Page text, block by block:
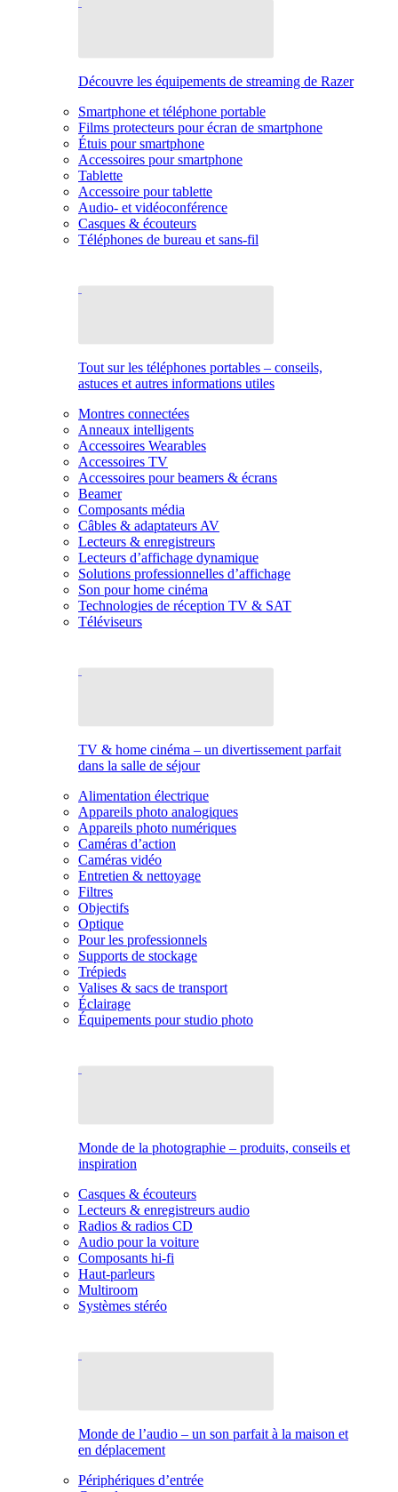
Découvre les équipements de streaming de Razer
Smartphone et téléphone portable
Films protecteurs pour écran de smartphone
Étuis pour smartphone
Accessoires pour smartphone
Tablette
Accessoire pour tablette
Audio- et vidéoconférence
Casques & écouteurs
Téléphones de bureau et sans-fil
Tout sur les téléphones portables – conseils,
astuces et autres informations utiles
Montres connectées
Anneaux intelligents
Accessoires Wearables
Accessoires TV
Accessoires pour beamers & écrans
Beamer
Composants média
Câbles & adaptateurs AV
Lecteurs & enregistreurs
Lecteurs d’affichage dynamique
Solutions professionnelles d’affichage
Son pour home cinéma
Technologies de réception TV & SAT
Téléviseurs
TV & home cinéma – un divertissement parfait
dans la salle de séjour
Alimentation électrique
Appareils photo analogiques
Appareils photo numériques
Caméras d’action
Caméras vidéo
Entretien & nettoyage
Filtres
Objectifs
Optique
Pour les professionnels
Supports de stockage
Trépieds
Valises & sacs de transport
Éclairage
Équipements pour studio photo
Monde de la photographie – produits, conseils et
inspiration
Casques & écouteurs
Lecteurs & enregistreurs audio
Radios & radios CD
Audio pour la voiture
Composants hi-fi
Haut-parleurs
Multiroom
Systèmes stéréo
Monde de l’audio – un son parfait à la maison et
en déplacement
Périphériques d’entrée